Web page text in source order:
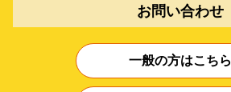
お問い合わせ
一般の方はこちら